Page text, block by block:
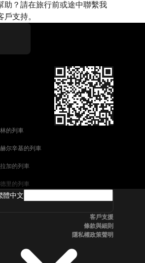
助？請在旅行前或途中聯繫我
戶支持。
的列車
尔辛基的列車
加的列車
里的列車
倫斯的列車
哥本哈根的列車
體中文
客戶支援
條款與細則
隱私權政策聲明